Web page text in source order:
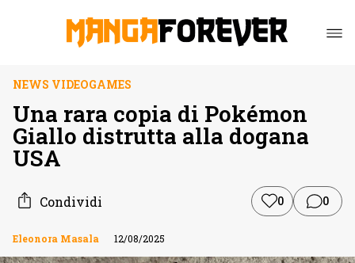
NEWS VIDEOGAMES
Una rara copia di Pokémon
Giallo distrutta alla dogana
USA
Condividi 0 0
Eleonora Masala 12/08/2025